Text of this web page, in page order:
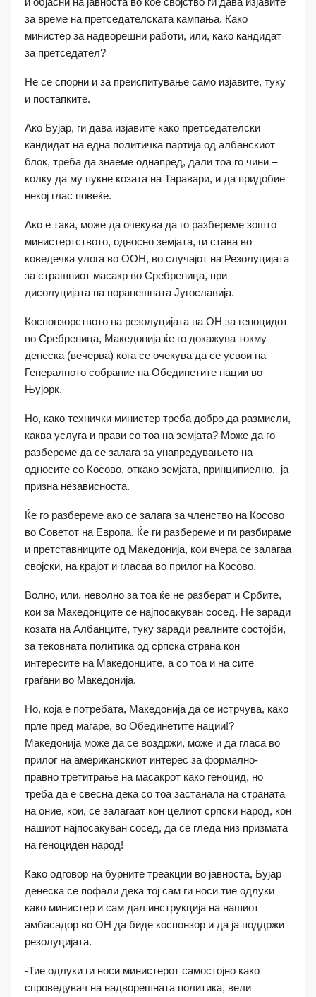
за време на претседателската кампања. Како
министер за надворешни работи, или, како кандидат
за претседател?
Не се спорни и за преиспитување само изјавите, туку
и постапките.
Ако Бујар, ги дава изјавите како претседателски
кандидат на една политичка партија од албанскиот
блок, треба да знаеме однапред, дали тоа го чини –
колку да му пукне козата на Таравари, и да придобие
некој глас повеќе.
Ако е така, може да очекува да го разбереме зошто
министертството, односно земјата, ги става во
коведечка улога во ООН, во случајот на Резолуцијата
за страшниот масакр во Сребреница, при
дисолуцијата на поранешната Југославија.
Коспонзорството на резолуцијата на ОН за геноцидот
во Сребреница, Македонија ќе го докажува токму
денеска (вечерва) кога се очекува да се усвои на
Генералното собрание на Обединетите нации во
Њујорк.
Но, како технички министер треба добро да размисли,
каква услуга и прави со тоа на земјата? Може да го
разбереме да се залага за унапредувањето на
односите со Косово, откако земјата, принципиелно, ја
призна независноста.
Ќе го разбереме ако се залага за членство на Косово
во Советот на Европа. Ќе ги разбереме и ги разбираме
и претставниците од Македонија, кои вчера се залагаа
својски, на крајот и гласаа во прилог на Косово.
Волно, или, неволно за тоа ќе не разберат и Србите,
кои за Македонците се најпосакуван сосед. Не заради
козата на Албанците, туку заради реалните состојби,
за тековната политика од српска страна кон
интересите на Македонците, а со тоа и на сите
граѓани во Македонија.
Но, која е потребата, Македонија да се истрчува, како
прле пред магаре, во Обединетите нации!?
Македонија може да се воздржи, може и да гласа во
прилог на американскиот интерес за формално-
правно третитрање на масакрот како геноцид, но
треба да е свесна дека со тоа застанала на страната
на оние, кои, се залагаат кон целиот српски народ, кон
нашиот најпосакуван сосед, да се гледа низ призмата
на геноциден народ!
Како одговор на бурните треакции во јавноста, Бујар
денеска се пофали дека тој сам ги носи тие одлуки
како министер и сам дал инструкција на нашиот
амбасадор во ОН да биде коспонзор и да ја поддржи
резолуцијата.
-Тие одлуки ги носи министерот самостојно како
спроведувач на надворешната политика, вели